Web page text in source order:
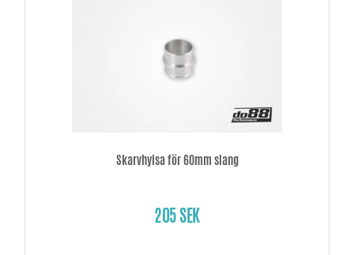
Skarvhylsa för 60mm slang
205 SEK